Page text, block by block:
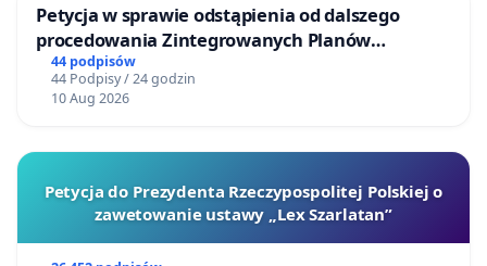
Petycja w sprawie odstąpienia od dalszego
procedowania Zintegrowanych Planów
Inwestycyjnych „Myślenice – Barnasiówka” oraz
„Myślenice – Bukówka”
44 podpisów
44 Podpisy / 24 godzin
10 Aug 2026
Petycja do Prezydenta Rzeczypospolitej Polskiej o
zawetowanie ustawy „Lex Szarlatan”